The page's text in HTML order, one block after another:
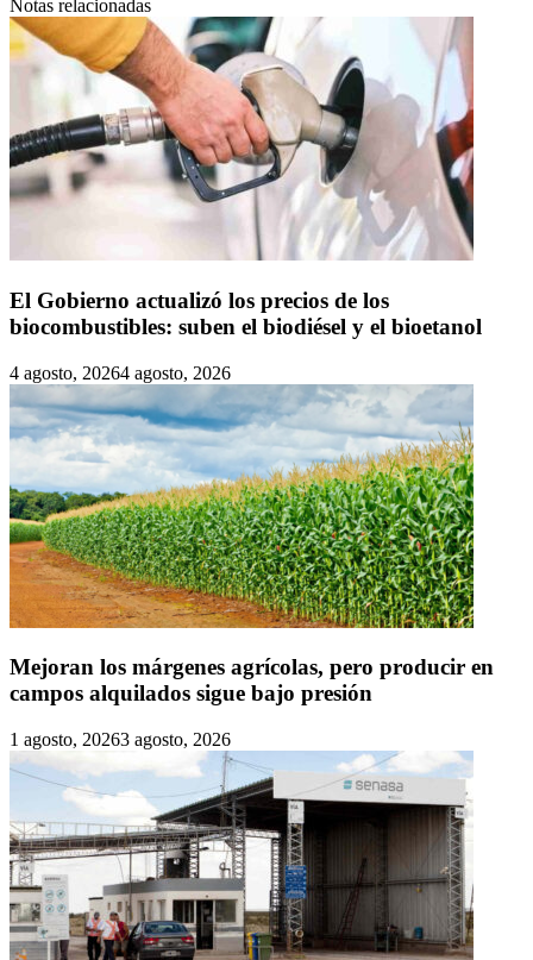
Notas relacionadas
El Gobierno actualizó los precios de los
biocombustibles: suben el biodiésel y el bioetanol
4 agosto, 20264 agosto, 2026
Mejoran los márgenes agrícolas, pero producir en
campos alquilados sigue bajo presión
1 agosto, 20263 agosto, 2026